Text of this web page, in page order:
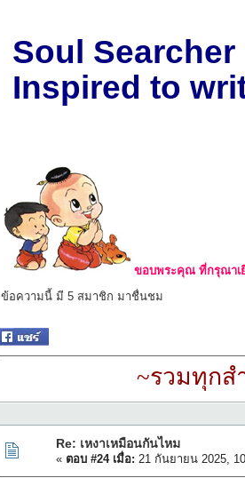
Soul Searcher
Inspired to
ขอบพระคุณ ที่กรุณาเ
ข้อความนี้ มี 5 สมาชิก มาชื่นชม
~รวมทุกส
Re: เหงาเหมือนกันไหม
« ตอบ #24 เมื่อ: 21 กันยายน 2025,